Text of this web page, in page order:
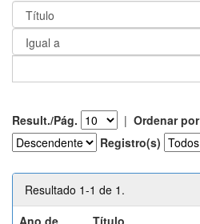
Result./Pág. | Ordenar por
Registro(s)
Resultado 1-1 de 1.
Ano de
Título